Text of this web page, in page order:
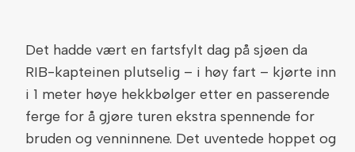
Det hadde vært en fartsfylt dag på sjøen da
RIB-kapteinen plutselig – i høy fart – kjørte inn
i 1 meter høye hekkbølger etter en passerende
ferge for å gjøre turen ekstra spennende for
bruden og venninnene. Det uventede hoppet og